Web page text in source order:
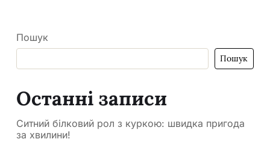
Пошук
Пошук
Останні записи
Ситний білковий рол з куркою: швидка пригода
за хвилини!